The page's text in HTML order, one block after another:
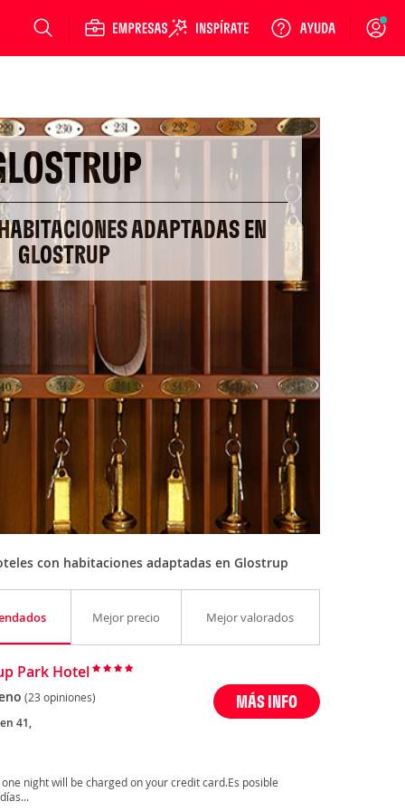
Login
ADAPTADAS EN
GLOSTRUP
con habitaciones adaptadas en Glostrup
Mejor precio Mejor valorados
Park Hotel
(23 opiniones)
41,
MÁS INFO
night will be charged on your credit card.Es posible